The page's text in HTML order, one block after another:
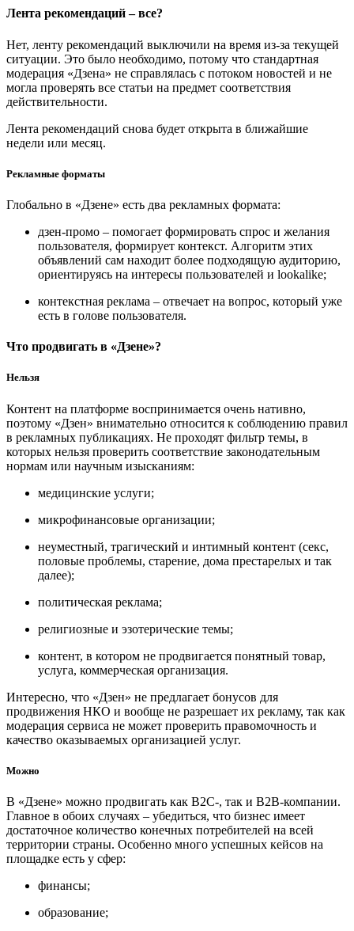
Лента рекомендаций – все?
Нет, ленту рекомендаций выключили на время из-за текущей
ситуации. Это было необходимо, потому что стандартная
модерация «Дзена» не справлялась с потоком новостей и не
могла проверять все статьи на предмет соответствия
действительности.
Лента рекомендаций снова будет открыта в ближайшие
недели или месяц.
Рекламные форматы
Глобально в «Дзене» есть два рекламных формата:
дзен-промо – помогает формировать спрос и желания
пользователя, формирует контекст. Алгоритм этих
объявлений сам находит более подходящую аудиторию,
ориентируясь на интересы пользователей и lookalike;
контекстная реклама – отвечает на вопрос, который уже
есть в голове пользователя.
Что продвигать в «Дзене»?
Нельзя
Контент на платформе воспринимается очень нативно,
поэтому «Дзен» внимательно относится к соблюдению правил
в рекламных публикациях. Не проходят фильтр темы, в
которых нельзя проверить соответствие законодательным
нормам или научным изысканиям:
медицинские услуги;
микрофинансовые организации;
неуместный, трагический и интимный контент (секс,
половые проблемы, старение, дома престарелых и так
далее);
политическая реклама;
религиозные и эзотерические темы;
контент, в котором не продвигается понятный товар,
услуга, коммерческая организация.
Интересно, что «Дзен» не предлагает бонусов для
продвижения НКО и вообще не разрешает их рекламу, так как
модерация сервиса не может проверить правомочность и
качество оказываемых организацией услуг.
Можно
В «Дзене» можно продвигать как B2C-, так и B2B-компании.
Главное в обоих случаях – убедиться, что бизнес имеет
достаточное количество конечных потребителей на всей
территории страны. Особенно много успешных кейсов на
площадке есть у сфер:
финансы;
образование;